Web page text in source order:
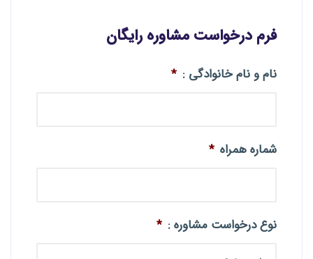
فرم درخواست مشاوره رایگان
نام و نام خانوادگی : *
شماره همراه *
نوع درخواست مشاوره : *